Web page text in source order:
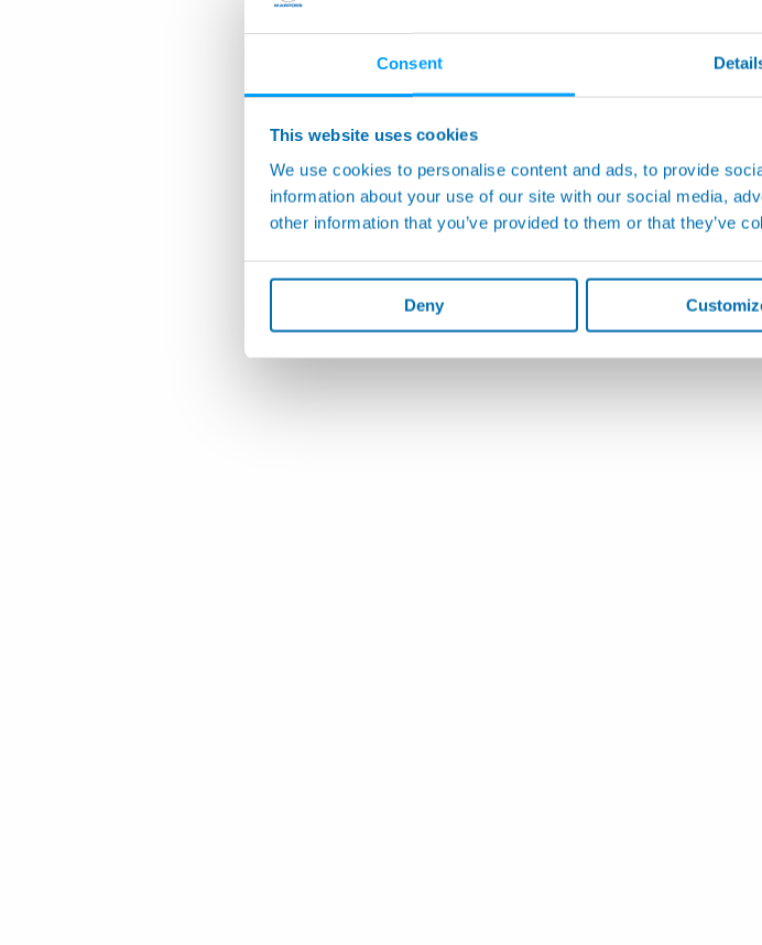
Consent
This website uses cookies
We use cookies to personalise content and ads, to provide
information about your use of our site with our social media,
other information that you’ve provided to them or that they’ve
Deny